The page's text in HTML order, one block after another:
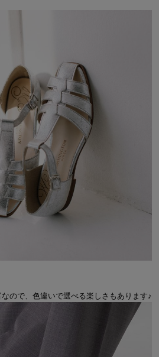
ので、色違いで選べる楽しさもあります♪